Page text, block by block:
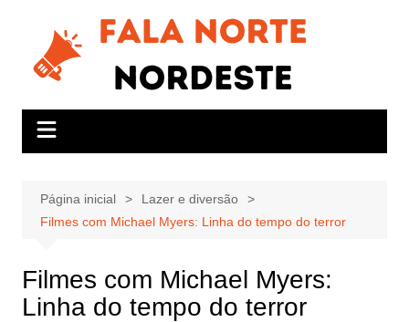
conteúdo
Página inicial
Lazer e diversão
Filmes com Michael Myers: Linha do tempo do terror
Filmes com Michael Myers:
Linha do tempo do terror